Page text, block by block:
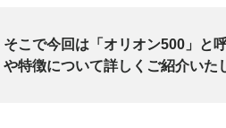
そこで今回は「オリオン500」と
や特徴について詳しくご紹介いた